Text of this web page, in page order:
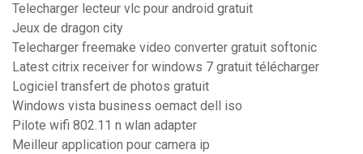
Telecharger lecteur vlc pour android gratuit
Jeux de dragon city
Telecharger freemake video converter gratuit softonic
Latest citrix receiver for windows 7 gratuit télécharger
Logiciel transfert de photos gratuit
Windows vista business oemact dell iso
Pilote wifi 802.11 n wlan adapter
Meilleur application pour camera ip